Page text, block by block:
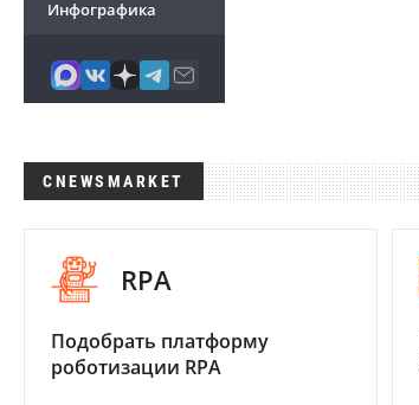
Инфографика
CNEWSMARKET
RPA
Подобрать платформу
роботизации RPA